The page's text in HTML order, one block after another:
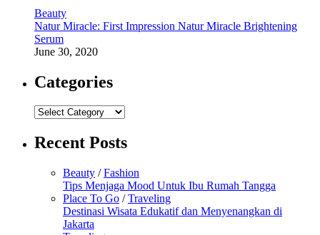
Beauty
Natur Miracle: First Impression Natur Miracle Brightening
Serum
June 30, 2020
Categories
Categories
Recent Posts
Beauty /Fashion
Tips Menjaga Mood Untuk Ibu Rumah Tangga
Place To Go /Traveling
Destinasi Wisata Edukatif dan Menyenangkan di
Jakarta